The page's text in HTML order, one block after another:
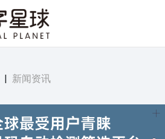
| 新闻资讯